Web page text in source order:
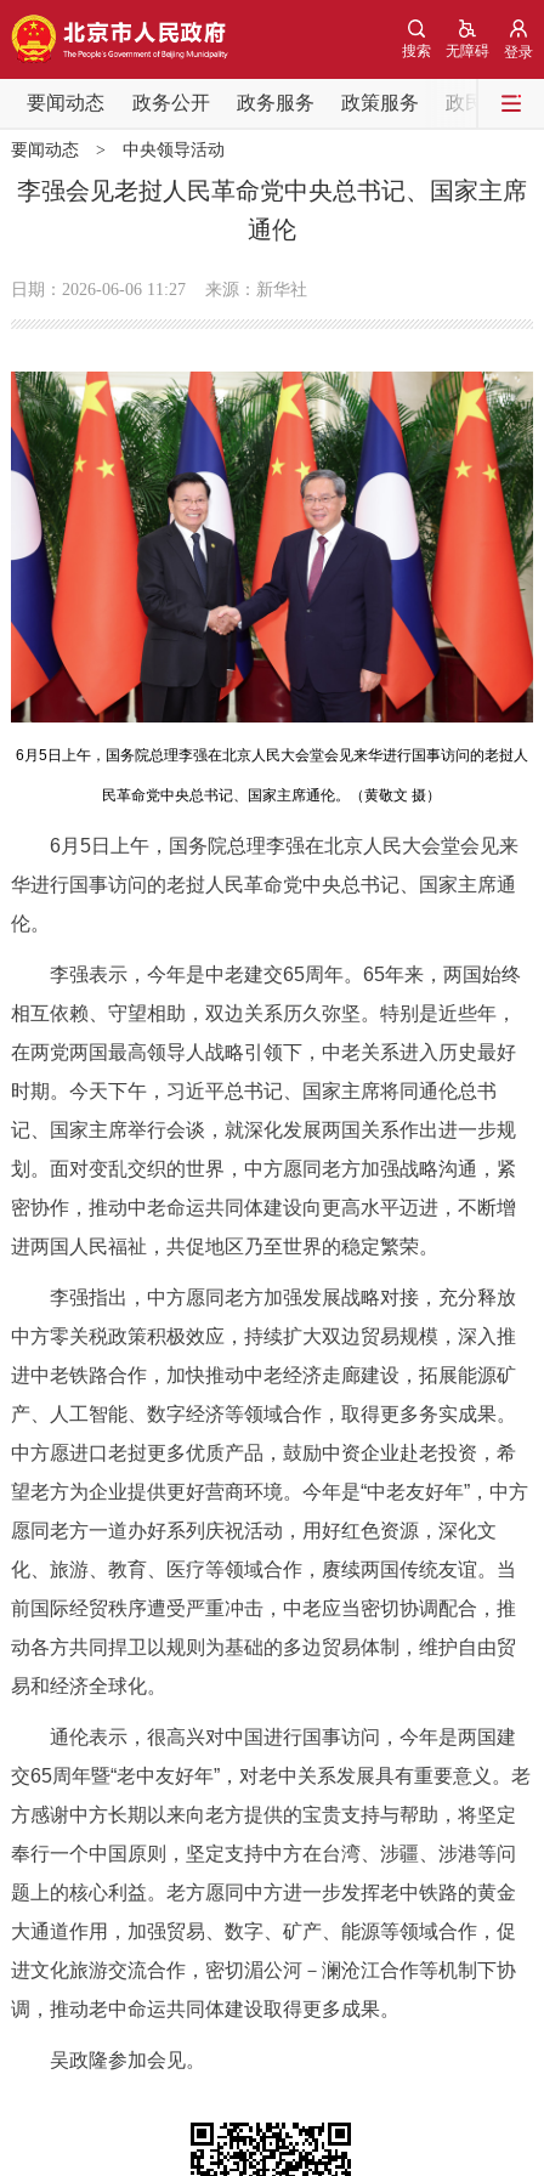
登录
无障碍
搜索
要闻动态 政务公开 政务服务 政策服务 政民互动
要闻动态
党中央精神
会议信息
市领导 机构职能 政策服务
政策兑现 政策解读 回应关切
专题公开
政务服务
个人服务 法人服务 部门服务
中介服务 阳光政务
12345网上接诉即办 我要咨询 我要建议
参与调查 图说互动
走进北京
北京概况 十六区概览 人文北京
绿色北京 图说北京 视频北京
多语种
DEUTSCH FRANÇAIS РУССКИЙ ЯЗЫК
ESPAÑOL العربية PORTUGUÊS
ITALIANO
回到顶部
要闻动态> 中央领导活动
李强会见老挝人民革命党中央总书记、国家主席
通伦
日期：2026-06-06 11:27 来源：新华社
6月5日上午，国务院总理李强在北京人民大会堂会见来华进行国事访问的老挝人
民革命党中央总书记、国家主席通伦。（黄敬文 摄）
6月5日上午，国务院总理李强在北京人民大会堂会见来
华进行国事访问的老挝人民革命党中央总书记、国家主席通
伦。
李强表示，今年是中老建交65周年。65年来，两国始终
相互依赖、守望相助，双边关系历久弥坚。特别是近些年，
在两党两国最高领导人战略引领下，中老关系进入历史最好
时期。今天下午，习近平总书记、国家主席将同通伦总书
记、国家主席举行会谈，就深化发展两国关系作出进一步规
划。面对变乱交织的世界，中方愿同老方加强战略沟通，紧
密协作，推动中老命运共同体建设向更高水平迈进，不断增
进两国人民福祉，共促地区乃至世界的稳定繁荣。
李强指出，中方愿同老方加强发展战略对接，充分释放
中方零关税政策积极效应，持续扩大双边贸易规模，深入推
进中老铁路合作，加快推动中老经济走廊建设，拓展能源矿
产、人工智能、数字经济等领域合作，取得更多务实成果。
中方愿进口老挝更多优质产品，鼓励中资企业赴老投资，希
望老方为企业提供更好营商环境。今年是“中老友好年”，中方
愿同老方一道办好系列庆祝活动，用好红色资源，深化文
化、旅游、教育、医疗等领域合作，赓续两国传统友谊。当
前国际经贸秩序遭受严重冲击，中老应当密切协调配合，推
动各方共同捍卫以规则为基础的多边贸易体制，维护自由贸
易和经济全球化。
通伦表示，很高兴对中国进行国事访问，今年是两国建
交65周年暨“老中友好年”，对老中关系发展具有重要意义。老
方感谢中方长期以来向老方提供的宝贵支持与帮助，将坚定
奉行一个中国原则，坚定支持中方在台湾、涉疆、涉港等问
题上的核心利益。老方愿同中方进一步发挥老中铁路的黄金
大通道作用，加强贸易、数字、矿产、能源等领域合作，促
进文化旅游交流合作，密切湄公河－澜沧江合作等机制下协
调，推动老中命运共同体建设取得更多成果。
吴政隆参加会见。